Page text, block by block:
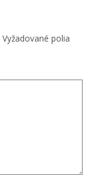
Vyžadované polia